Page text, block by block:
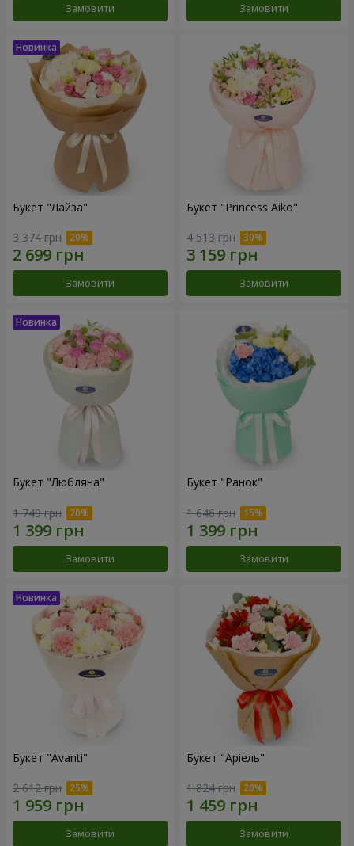
Замовити Замовити
Букет "Лайза"
3 374 грн
Замовити
Букет "Princess Aiko"
4 513 грн
Замовити
Букет "Любляна"
1 749 грн
Замовити
Букет "Ранок"
1 646 грн
Замовити
Букет "Avanti"
2 612 грн
Замовити
Букет "Аріель"
1 824 грн
Замовити